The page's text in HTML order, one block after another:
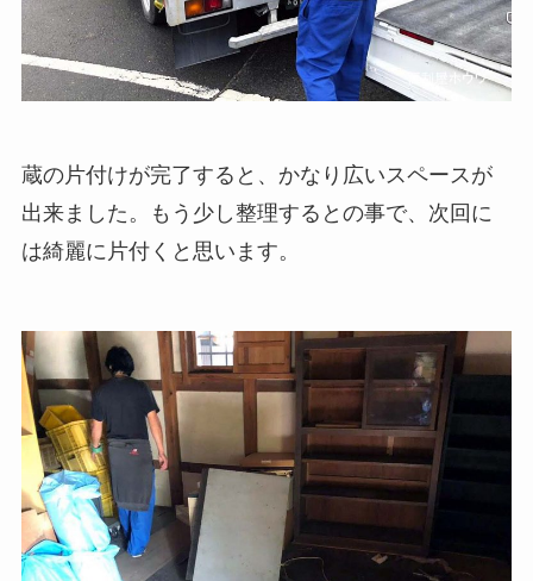
蔵の片付けが完了すると、かなり広いスペースが
出来ました。もう少し整理するとの事で、次回に
は綺麗に片付くと思います。